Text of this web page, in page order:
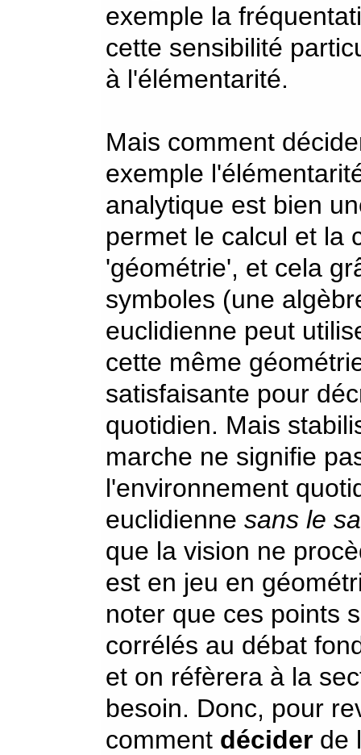
exemple la
cette sensibilité
à l'élémentarité.
Mais comment
exemple
analytique est bien
permet le calcul et la
'géométrie', et cela
symboles (une
euclidienne peut
cette même
satisfaisante pour
quotidien. Mais
marche ne signifie
l'environnement
euclidienne sans le
que la vision ne
est en jeu en
noter que ces points
corrélés au débat
et on réfèrera à la
besoin. Donc, pour
comment décider de